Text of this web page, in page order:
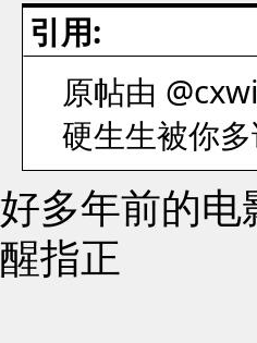
引用:
原帖由
硬生生被你
好多年前的
醒指正